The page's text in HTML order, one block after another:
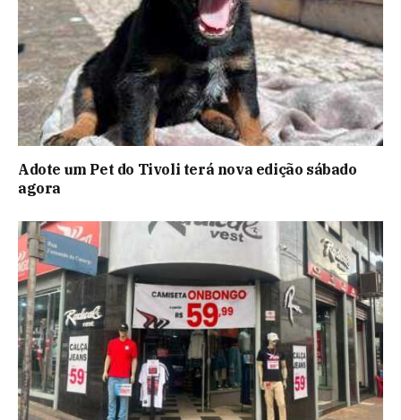
Adote um Pet do Tivoli terá nova edição sábado
agora